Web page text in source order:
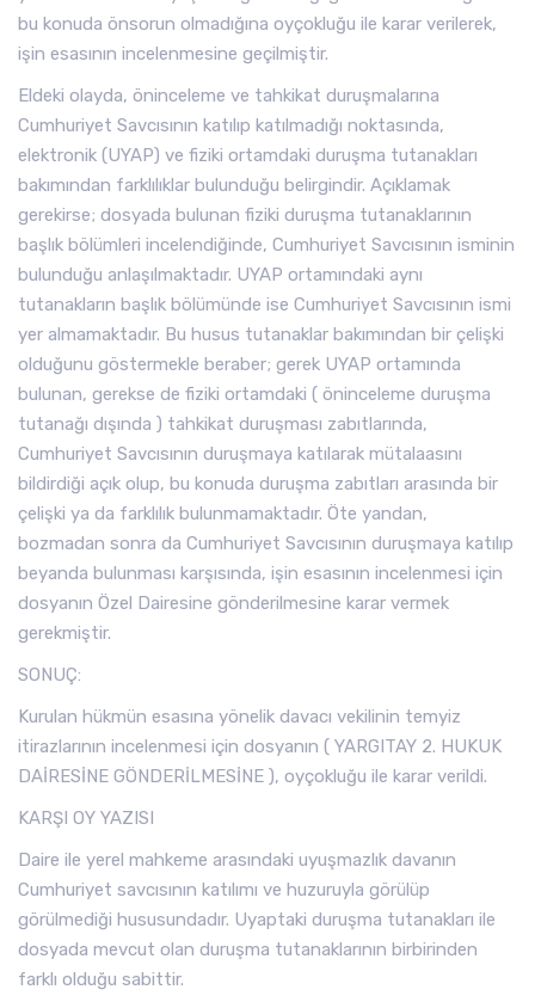
bu konuda önsorun olmadığına oyçokluğu ile karar verilerek,
işin esasının incelenmesine geçilmiştir.
Eldeki olayda, öninceleme ve tahkikat duruşmalarına
Cumhuriyet Savcısının katılıp katılmadığı noktasında,
elektronik (UYAP) ve fiziki ortamdaki duruşma tutanakları
bakımından farklılıklar bulunduğu belirgindir. Açıklamak
gerekirse; dosyada bulunan fiziki duruşma tutanaklarının
başlık bölümleri incelendiğinde, Cumhuriyet Savcısının isminin
bulunduğu anlaşılmaktadır. UYAP ortamındaki aynı
tutanakların başlık bölümünde ise Cumhuriyet Savcısının ismi
yer almamaktadır. Bu husus tutanaklar bakımından bir çelişki
olduğunu göstermekle beraber; gerek UYAP ortamında
bulunan, gerekse de fiziki ortamdaki ( öninceleme duruşma
tutanağı dışında ) tahkikat duruşması zabıtlarında,
Cumhuriyet Savcısının duruşmaya katılarak mütalaasını
bildirdiği açık olup, bu konuda duruşma zabıtları arasında bir
çelişki ya da farklılık bulunmamaktadır. Öte yandan,
bozmadan sonra da Cumhuriyet Savcısının duruşmaya katılıp
beyanda bulunması karşısında, işin esasının incelenmesi için
dosyanın Özel Dairesine gönderilmesine karar vermek
gerekmiştir.
SONUÇ:
Kurulan hükmün esasına yönelik davacı vekilinin temyiz
itirazlarının incelenmesi için dosyanın ( YARGITAY 2. HUKUK
DAİRESİNE GÖNDERİLMESİNE ), oyçokluğu ile karar verildi.
KARŞI OY YAZISI
Daire ile yerel mahkeme arasındaki uyuşmazlık davanın
Cumhuriyet savcısının katılımı ve huzuruyla görülüp
görülmediği hususundadır. Uyaptaki duruşma tutanakları ile
dosyada mevcut olan duruşma tutanaklarının birbirinden
farklı olduğu sabittir.